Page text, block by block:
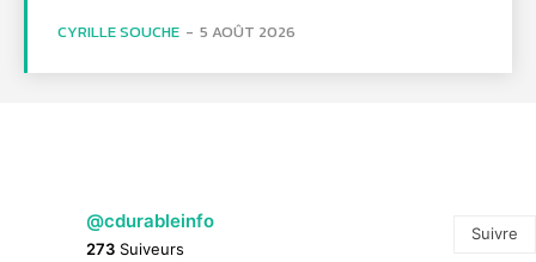
CYRILLE SOUCHE - 5 AOÛT 2026
@cdurableinfo
273 Suiveurs
Suivre